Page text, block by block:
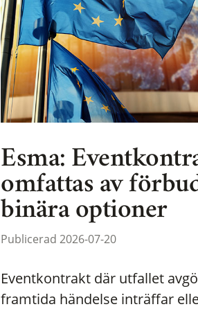
Esma:
omfattas av
binära optioner
Publicerad 2026-07-20
Eventkontrakt där utfallet
framtida händelse inträffar